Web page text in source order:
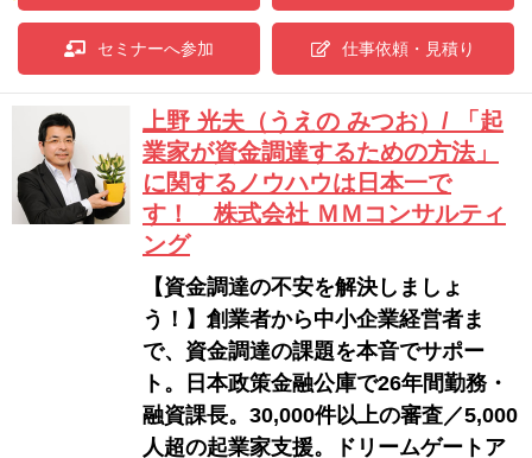
セミナーへ参加 仕事依頼・見積り
上野 光夫（うえの みつお）/ 「起
業家が資金調達するための方法」
に関するノウハウは日本一で
す！ 株式会社 ＭＭコンサルティ
ング
【資金調達の不安を解決しましょ
う！】創業者から中小企業経営者ま
で、資金調達の課題を本音でサポー
ト。日本政策金融公庫で26年間勤務・
融資課長。30,000件以上の審査／5,000
人超の起業家支援。ドリームゲートア